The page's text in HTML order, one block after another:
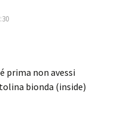
prima non avessi
bionda (inside)